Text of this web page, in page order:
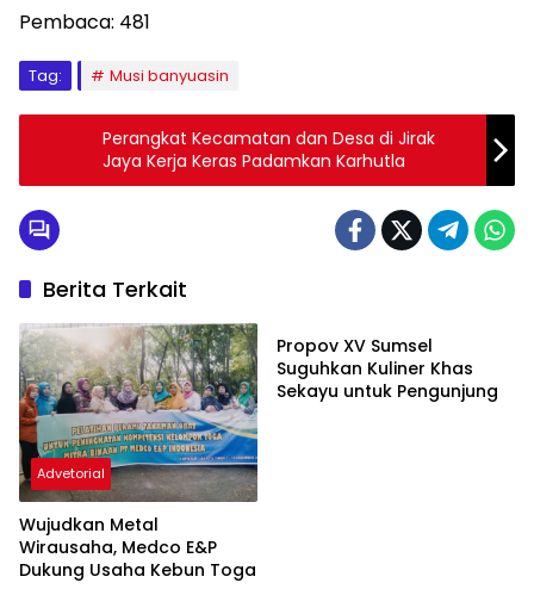
Pembaca: 481
Tag: Musi banyuasin
Perangkat Kecamatan dan Desa di Jirak
Jaya Kerja Keras Padamkan Karhutla
Berita Terkait
Advetorial
Wujudkan Metal
Wirausaha, Medco E&P
Dukung Usaha Kebun Toga
Propov XV Sumsel
Suguhkan Kuliner Khas
Sekayu untuk Pengunjung
Musi Banyuasin